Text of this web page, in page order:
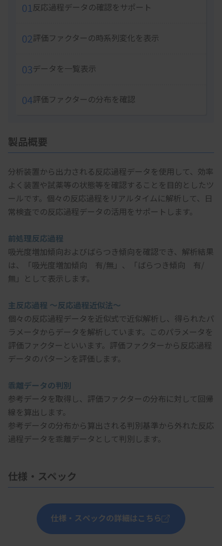
01反応過程データの確認をサポート
02評価ファクターの時系列変化を表示
03データを一覧表示
04評価ファクターの分布を確認
製品概要
分析装置から出力される反応過程データを使用して、効率
よく装置や試薬等の状態等を確認することを目的としたツ
ールです。個々の反応過程をリアルタイムに解析して、日
常検査での反応過程データの活用をサポートします。
前処理反応過程
吸光度増加傾向およびばらつき傾向を確認でき、解析結果
は、「吸光度増加傾向　有/無」、「ばらつき傾向　有/
無」として表示します。
主反応過程 ～反応過程近似法～
個々の反応過程データを近似式で近似解析し、得られたパ
ラメータからデータを解析しています。このパラメータを
評価ファクターといいます。評価ファクターから反応過程
データのパターンを評価します。
乖離データの判別
参考データを取得し、評価ファクターの分布に対して回帰
線を算出します。
参考データの分布から算出される判別基準から外れた反応
過程データを乖離データとして判別します。
仕様・スペック
仕様・スペックの詳細はこちら